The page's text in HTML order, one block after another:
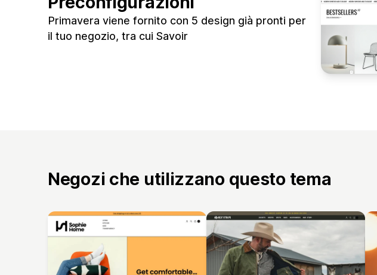
Primavera viene fornito con 5 design già pronti per
il tuo negozio, tra cui Savoir
Negozi che utilizzano questo tema